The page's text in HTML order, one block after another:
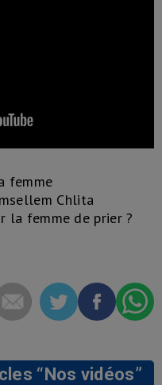
femme
Chlita
la femme de prier ?
“Nos vidéos”